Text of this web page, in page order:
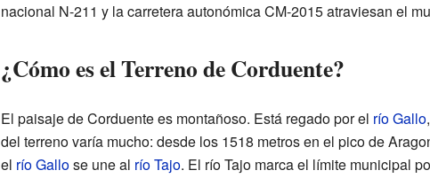
nacional N-211 y la carretera autonómica CM-2015 atraviesan el
¿Cómo es el Terreno de Corduente?
El paisaje de Corduente es montañoso. Está regado por el río Gallo
del terreno varía mucho: desde los 1518 metros en el pico de
el río Gallose une al río Tajo. El río Tajo marca el límite municipal